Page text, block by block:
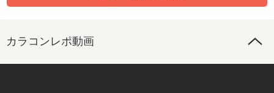
カラコンレポ動画